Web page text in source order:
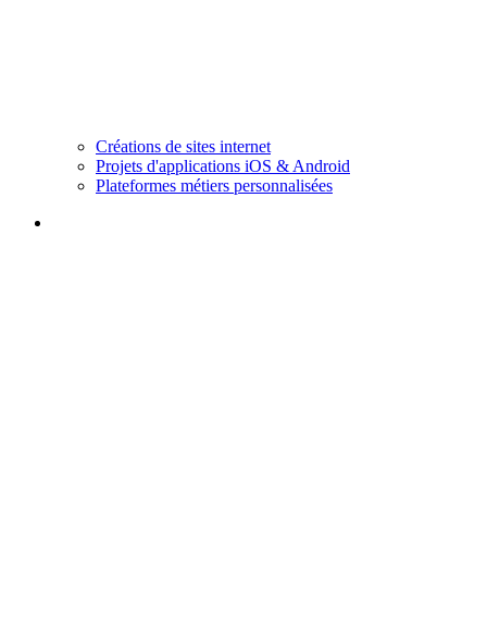
Créations de sites internet
Projets d'applications iOS & Android
Plateformes métiers personnalisées